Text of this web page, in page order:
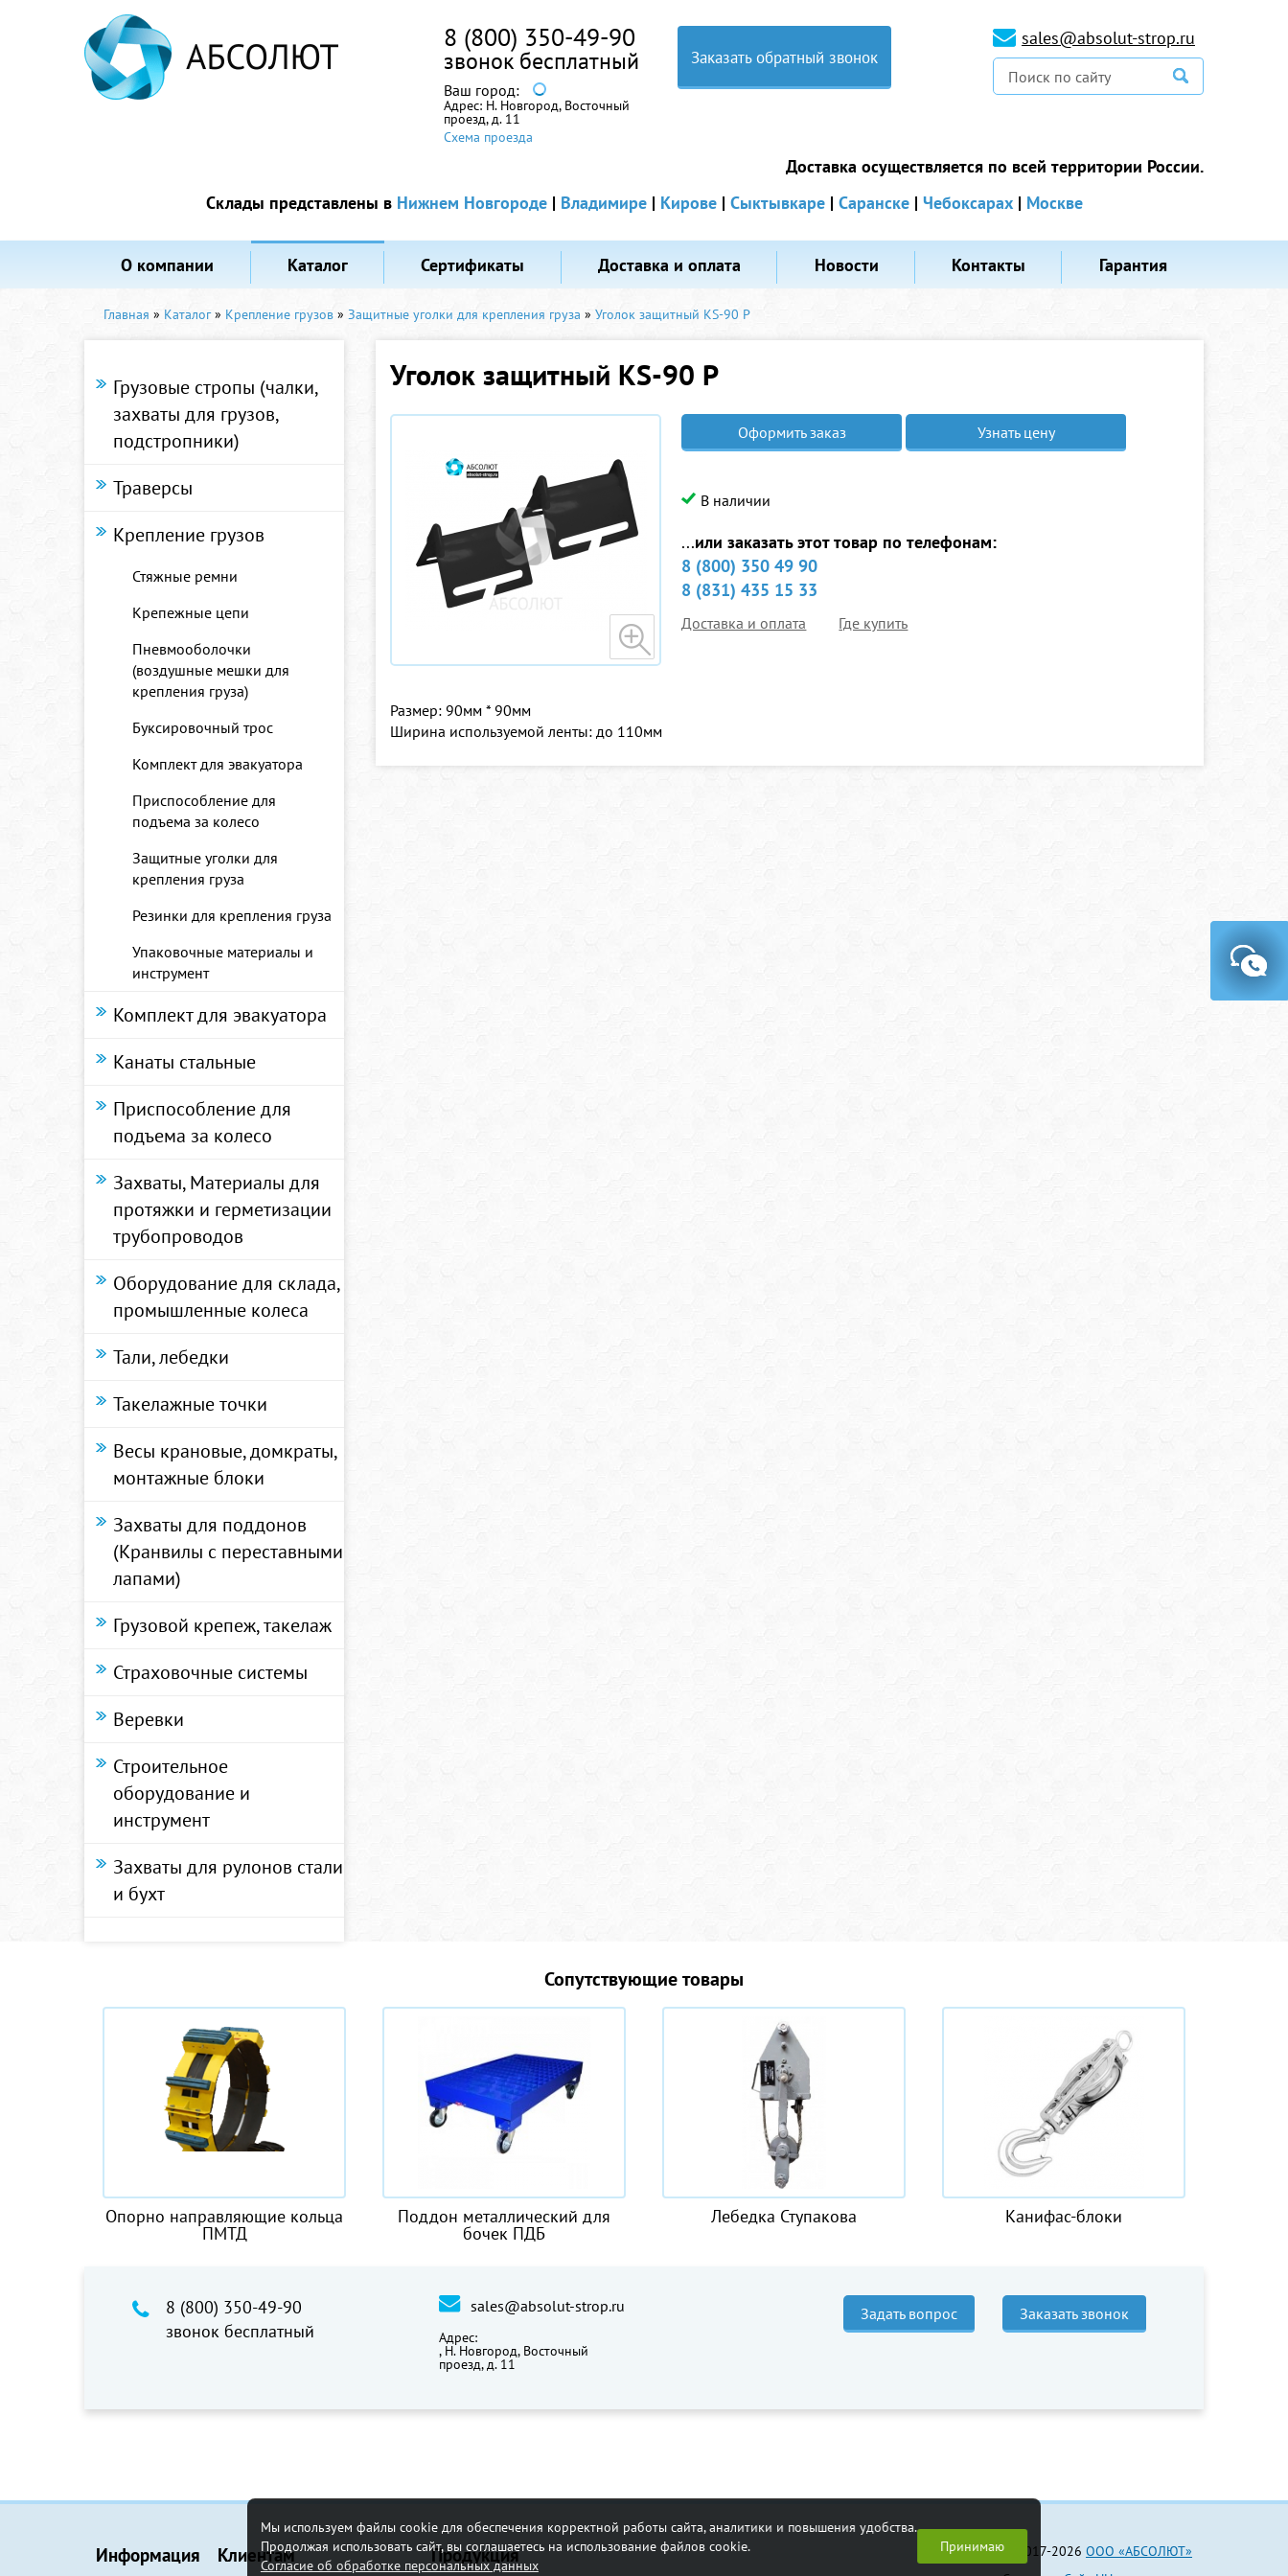
8 (800) 350-49-90
звонок бесплатный
Ваш город:
Адрес: Н. Новгород, Восточный
проезд, д. 11
Схема проезда
Заказать обратный звонок
sales@absolut-strop.ru
Доставка осуществляется по всей территории России.
Склады представлены в Нижнем Новгороде| Владимире| Кирове| Сыктывкаре| Саранске| Чебоксарах| Москве
О компании Каталог Сертификаты Доставка и оплата Новости Контакты Гарантия
Главная » Каталог» Крепление грузов » Защитные уголки для крепления груза » Уголок защитный KS-90 P
Грузовые стропы (чалки,
захваты для грузов,
подстропники)
Траверсы
Крепление грузов
Стяжные ремни
Крепежные цепи
Пневмооболочки
(воздушные мешки для
крепления груза)
Буксировочный трос
Комплект для эвакуатора
Приспособление для
подъема за колесо
Защитные уголки для
крепления груза
Резинки для крепления груза
Упаковочные материалы и
инструмент
Комплект для эвакуатора
Канаты стальные
Приспособление для
подъема за колесо
Захваты, Материалы для
протяжки и герметизации
трубопроводов
Оборудование для склада,
промышленные колеса
Тали, лебедки
Такелажные точки
Весы крановые, домкраты,
монтажные блоки
Захваты для поддонов
(Кранвилы с переставными
лапами)
Грузовой крепеж, такелаж
Страховочные системы
Веревки
Строительное
оборудование и
инструмент
Захваты для рулонов стали
и бухт
Уголок защитный KS-90 P
Оформить заказ Узнать цену
В наличии
...или заказать этот товар по телефонам:
8 (800) 350 49 90
8 (831) 435 15 33
Доставка и оплата Где купить
Размер: 90мм * 90мм
Ширина используемой ленты: до 110мм
Сопутствующие товары
Опорно направляющие кольца
ПМТД
Поддон металлический для
бочек ПДБ
Лебедка Ступакова Канифас-блоки
8 (800) 350-49-90
звонок бесплатный
sales@absolut-strop.ru
Адрес:
, Н. Новгород, Восточный
проезд, д. 11
Задать вопрос Заказать звонок
Информация Клиентам Продукция © 2017-2026 ООО «АБСОЛЮТ»
Мы используем файлы cookie для обеспечения корректной работы сайта, аналитики и повышения удобства.
Продолжая использовать сайт, вы соглашаетесь на использование файлов cookie.
Согласие об обработке персональных данных
Принимаю